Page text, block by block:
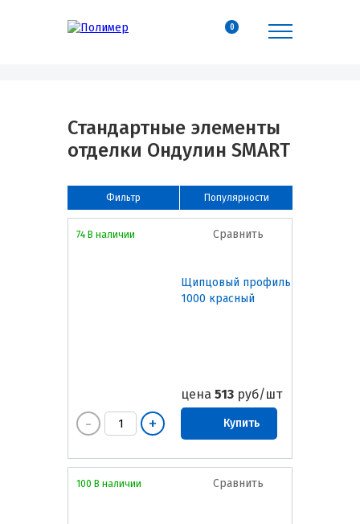
0
Стандартные элементы
отделки Ондулин SMART
Популярности
Фильтр
Сравнить
Щипцовый профиль
1000 красный
цена 513 руб/шт
Купить
74 В наличии
Сравнить
100 В наличии